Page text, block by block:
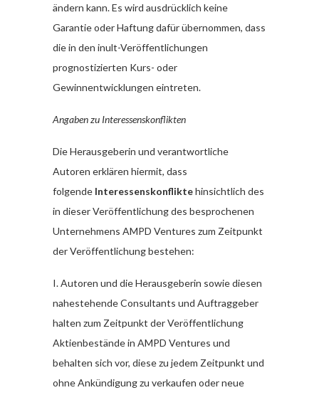
ändern kann. Es wird ausdrücklich keine
Garantie oder Haftung dafür übernommen, dass
die in den inult-Veröffentlichungen
prognostizierten Kurs- oder
Gewinnentwicklungen eintreten.
Angaben zu Interessenskonflikten
Die Herausgeberin und verantwortliche
Autoren erklären hiermit, dass
folgende Interessenskonfliktehinsichtlich des
in dieser Veröffentlichung des besprochenen
Unternehmens AMPD Ventures zum Zeitpunkt
der Veröffentlichung bestehen:
I. Autoren und die Herausgeberin sowie diesen
nahestehende Consultants und Auftraggeber
halten zum Zeitpunkt der Veröffentlichung
Aktienbestände in AMPD Ventures und
behalten sich vor, diese zu jedem Zeitpunkt und
ohne Ankündigung zu verkaufen oder neue